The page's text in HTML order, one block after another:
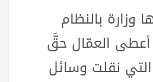
وزارة بالنظام
أعطى العمّال حقَّ
نقلت وسائل